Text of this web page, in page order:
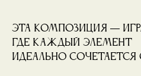
Эта композиция —
где каждый элемент
идеально